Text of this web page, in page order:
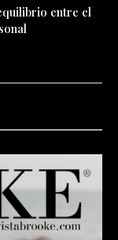
entre el